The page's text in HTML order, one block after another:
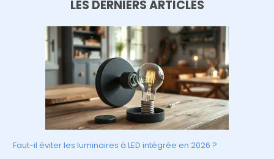
LES DERNIERS ARTICLES
Faut-il éviter les luminaires à LED intégrée en 2026 ?